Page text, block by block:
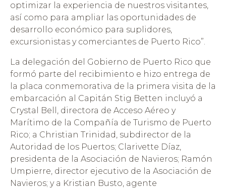
optimizar la experiencia de nuestros visitantes,
así como para ampliar las oportunidades de
desarrollo económico para suplidores,
excursionistas y comerciantes de Puerto Rico”.
La delegación del Gobierno de Puerto Rico que
formó parte del recibimiento e hizo entrega de
la placa conmemorativa de la primera visita de la
embarcación al Capitán Stig Betten incluyó a
Crystal Bell, directora de Acceso Aéreo y
Marítimo de la Compañía de Turismo de Puerto
Rico; a Christian Trinidad, subdirector de la
Autoridad de los Puertos; Clarivette Díaz,
presidenta de la Asociación de Navieros; Ramón
Umpierre, director ejecutivo de la Asociación de
Navieros; y a Kristian Busto, agente